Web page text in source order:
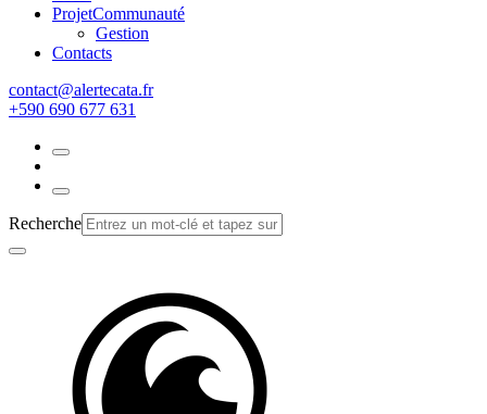
ProjetCommunauté
Gestion
Contacts
rf.atacetrela@tcatnoc
+590 690 677 631
Recherche